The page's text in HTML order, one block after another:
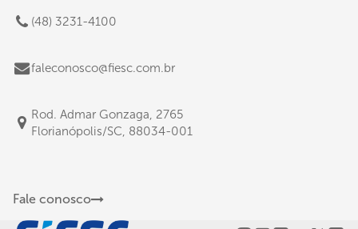
(48) 3231-4100
faleconosco@fiesc.com.br
Rod. Admar Gonzaga, 2765
Florianópolis/SC, 88034-001
Fale conosco